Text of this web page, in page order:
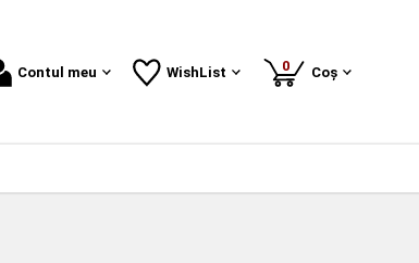
Contul meu WishList 0produse
Coș